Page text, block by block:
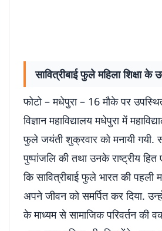
सावित्रीबाई फुले महिला शिक्षा के
फोटो – मधेपुरा – 16 मौके पर उपस्थित
विज्ञान महाविद्यालय मधेपुरा में
फुले जयंती शुक्रवार को मनायी गयी.
पुष्पांजलि की तथा उनके राष्ट्रीय
कि सावित्रीबाई फुले भारत की पहली
अपने जीवन को समर्पित कर दिया.
के माध्यम से सामाजिक परिवर्तन की